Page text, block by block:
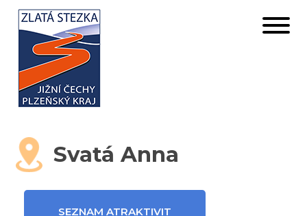
Svatá Anna
SEZNAM ATRAKTIVIT